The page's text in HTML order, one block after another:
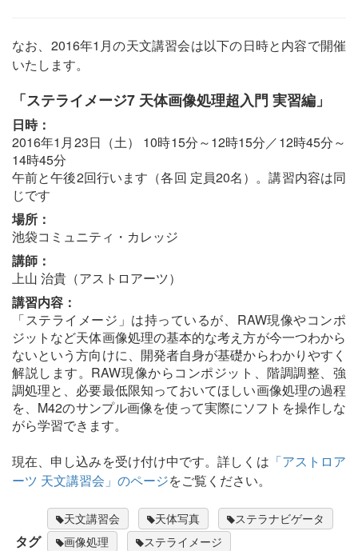
なお、2016年1月の天文講習会は以下の日時と内容で開催
いたします。
「ステライメージ7 天体画像処理超入門 実習編」
日時：
2016年1月23日（土） 10時15分～12時15分／12時45分～
14時45分
午前と午後2回行います（各回 定員20名）。講習内容は同
じです
場所：
池袋コミュニティ・カレッジ
講師：
上山 治貴（アストロアーツ）
講習内容：
「ステライメージ」は持っているが、RAW現像やコンポ
ジットなど天体画像処理の基本的な考え方が今一つわから
ないという方向けに、開発者自身が基礎からわかりやすく
解説します。RAW現像からコンポジット、階調調整、強
調処理と、必要最低限知っておいてほしい画像処理の過程
を、M42のサンプル画像を使って実際にソフトを操作しな
がら学習できます。
現在、申し込みを受け付け中です。詳しくは 「アストロア
ーツ 天文講習会」のページをご覧ください。
タグ
天文講習会 天体写真
ステラナビゲータ
画像処理
ステライメージ